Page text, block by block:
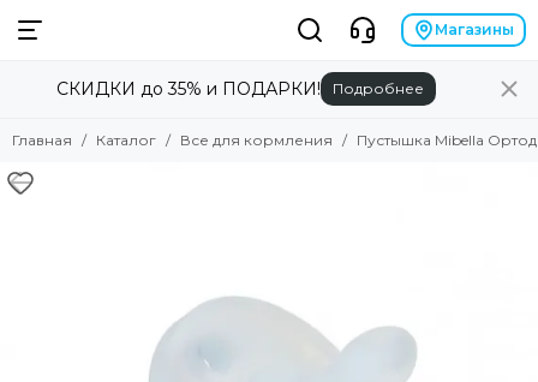
Магазины
СКИДКИ до 35% и ПОДАРКИ! Подробнее
Главная Каталог Все для кормления Пустышка Mibella